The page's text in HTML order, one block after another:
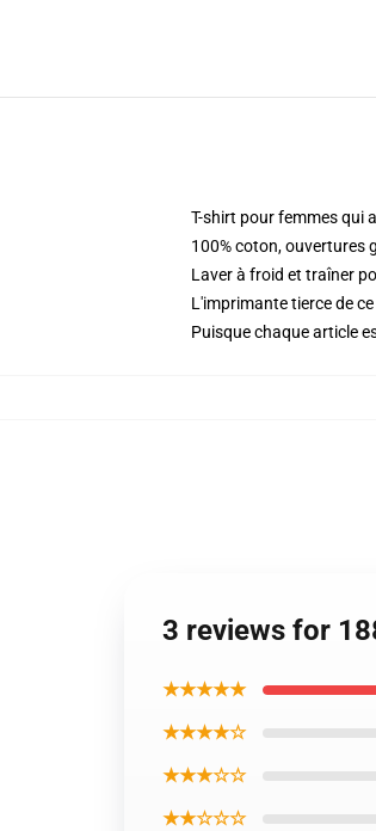
T-shirt pour femmes qui
100% coton, ouvertures
Laver à froid et traîner
L'imprimante tierce de
Puisque chaque article
3 reviews for
★★★★★
★★★★☆
★★★☆☆
★★☆☆☆